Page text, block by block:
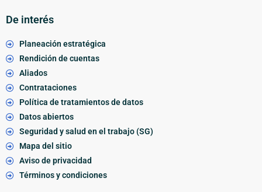
De interés
Planeación estratégica
Rendición de cuentas
Aliados
Contrataciones
Política de tratamientos de datos
Datos abiertos
Seguridad y salud en el trabajo (SG)
Mapa del sitio
Aviso de privacidad
Términos y condiciones